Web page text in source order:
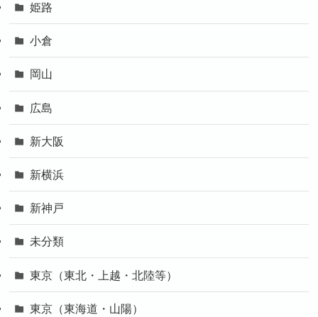
姫路
小倉
岡山
広島
新大阪
新横浜
新神戸
未分類
東京（東北・上越・北陸等）
東京（東海道・山陽）